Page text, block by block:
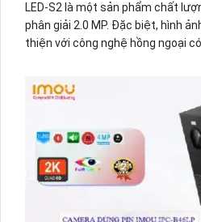
LED-S2 là một sản phẩm chất
phân giải 2.0 MP. Đặc biệt, hình
thiện với công nghệ hồng ngoại
ứng dụng công nghệ AHD, CVI, TVI
nữa, màu ban đêm cũng được thu
chân thực và rõ ràng.
Camera này phù hợp cho cửa
thiết kế vỏ dome kim loại, nó có
tốt với thời tiết khắc nghiệt.
ổn định giúp ghi lại những cảnh